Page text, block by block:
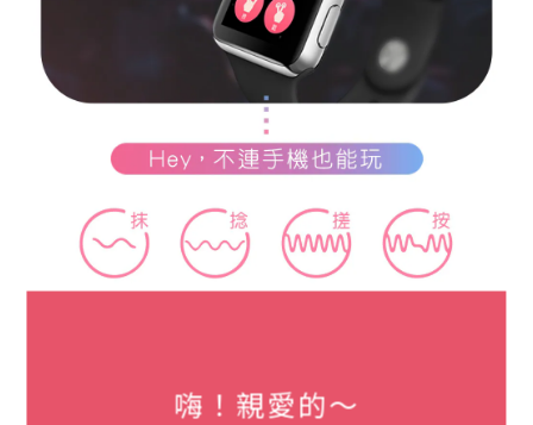
嗨！親愛的～